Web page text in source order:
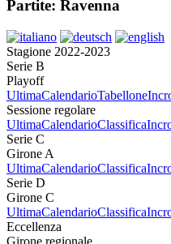
Partite: Ravenna
Stagione 2022-2023
Serie B
Playoff
UltimaCalendarioTabellone
Sessione regolare
UltimaCalendarioClassifica
Serie C
Girone A
UltimaCalendarioClassifica
Serie D
Girone C
UltimaCalendarioClassifica
Eccellenza
Girone regionale